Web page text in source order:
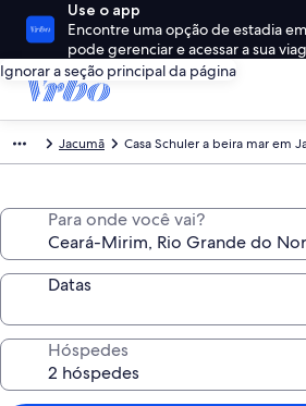
Use o app
Encontre uma opção de estadia
pode gerenciar e acessar a sua
Ignorar a seção principal da página
Jacumã Casa Schuler a beira mar em
Para onde você vai?
Datas
Hóspedes